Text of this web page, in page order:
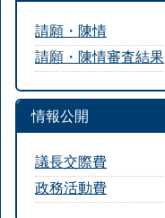
請願・陳情
請願・陳情審査結果
情報公開
議長交際費
政務活動費